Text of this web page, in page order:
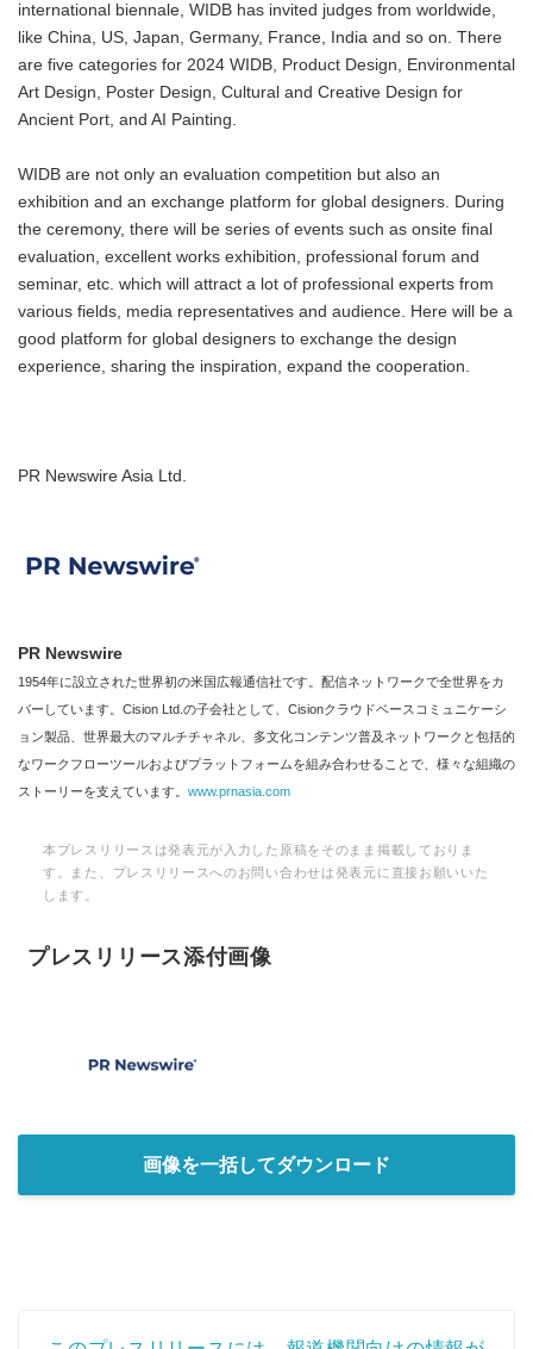
international biennale, WIDB has invited judges from worldwide,
like China, US, Japan, Germany, France, India and so on. There
are five categories for 2024 WIDB, Product Design, Environmental
Art Design, Poster Design, Cultural and Creative Design for
Ancient Port, and AI Painting.
WIDB are not only an evaluation competition but also an
exhibition and an exchange platform for global designers. During
the ceremony, there will be series of events such as onsite final
evaluation, excellent works exhibition, professional forum and
seminar, etc. which will attract a lot of professional experts from
various fields, media representatives and audience. Here will be a
good platform for global designers to exchange the design
experience, sharing the inspiration, expand the cooperation.
PR Newswire Asia Ltd.
PR Newswire
1954年に設立された世界初の米国広報通信社です。配信ネットワークで全世界をカ
バーしています。Cision Ltd.の子会社として、Cisionクラウドベースコミュニケーシ
ョン製品、世界最大のマルチチャネル、多文化コンテンツ普及ネットワークと包括的
なワークフローツールおよびプラットフォームを組み合わせることで、様々な組織の
ストーリーを支えています。 www.prnasia.com
本プレスリリースは発表元が入力した原稿をそのまま掲載しておりま
す。また、プレスリリースへのお問い合わせは発表元に直接お願いいた
します。
プレスリリース添付画像
画像を一括してダウンロード